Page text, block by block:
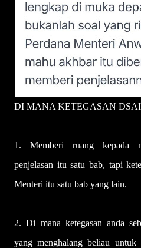
DI MANA KETEGASAN
1. Memberi ruang kepada
penjelasan itu satu bab, tapi
Menteri itu satu bab yang lain.
2. Di mana ketegasan anda
yang menghalang beliau untuk